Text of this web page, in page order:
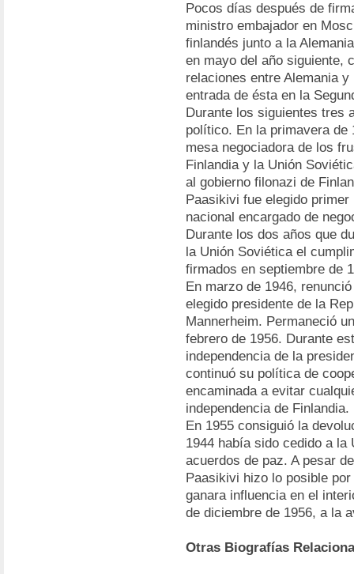
Pocos días después de
ministro embajador en
finlandés junto a la
en mayo del año siguiente,
relaciones entre Alemania
entrada de ésta en la
Durante los siguientes tres
político. En la primavera de
mesa negociadora de los
Finlandia y la Unión
al gobierno filonazi de
Paasikivi fue elegido
nacional encargado de
Durante los dos años que
la Unión Soviética el
firmados en septiembre de
En marzo de 1946,
elegido presidente de la
Mannerheim. Permaneció
febrero de 1956. Durante
independencia de la
continuó su política de
encaminada a evitar
independencia de Finlandia.
En 1955 consiguió la
1944 había sido cedido a
acuerdos de paz. A pesar
Paasikivi hizo lo posible
ganara influencia en el
de diciembre de 1956, a la
Otras Biografías